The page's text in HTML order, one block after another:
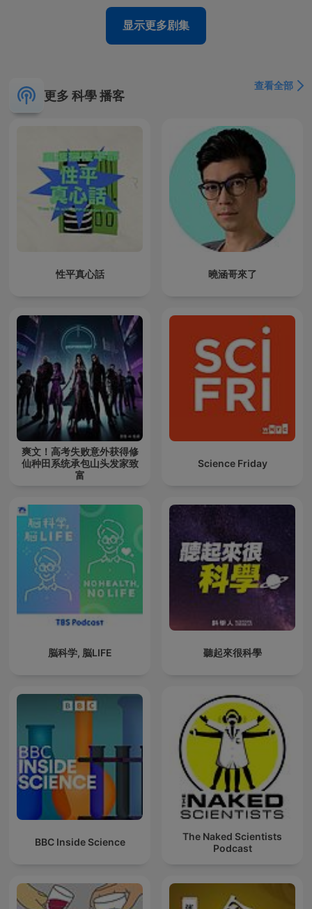
显示更多剧集
更多 科學 播客
查看全部
性平真心話 曉涵哥來了
爽文！高考失败意外获得修
仙种田系统承包山头发家致
富
Science Friday
脳科学, 脳LIFE 聽起來很科學
BBC Inside Science
The Naked Scientists
Podcast